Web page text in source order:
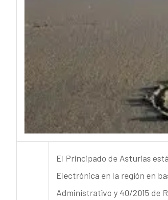
El Principado de Asturias
Electrónica en la región en
Administrativo y 40/2015 de